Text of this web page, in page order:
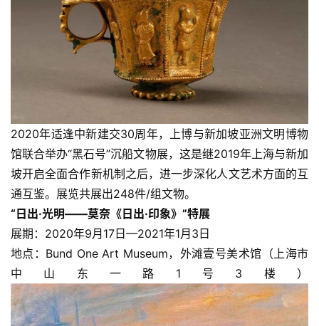
2020年适逢中新建交30周年，上博与新加坡亚洲文明博物
馆联合举办“黑石号”沉船文物展，这是继2019年上海与新加
坡开启全面合作新机制之后，进一步深化人文艺术方面的互
通互鉴。展览共展出248件/组文物。
“日出·光明——莫奈《日出·印象》”特展
展期：2020年9月17日—2021年1月3日
地点：Bund One Art Museum，外滩壹号美术馆（上海市
中山东一路1号3楼）